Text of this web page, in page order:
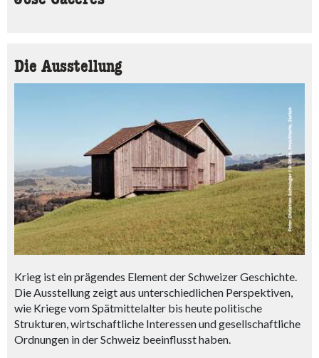
Die Ausstellung
Krieg ist ein prägendes Element der Schweizer Geschichte.
Die Ausstellung zeigt aus unterschiedlichen Perspektiven,
wie Kriege vom Spätmittelalter bis heute politische
Strukturen, wirtschaftliche Interessen und gesellschaftliche
Ordnungen in der Schweiz beeinflusst haben.